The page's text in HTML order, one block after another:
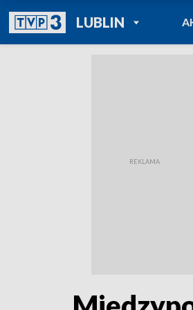
LUBLINPOWRÓT DO
TVP REGIONY